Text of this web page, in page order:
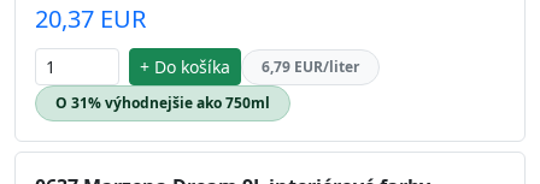
20,37 EUR
+ Do košíka
6,79 EUR/liter
O 31% výhodnejšie ako 750ml